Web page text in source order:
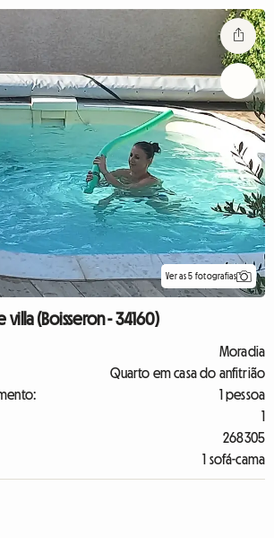
Ver as 5 fotografias
villa (Boisseron - 34160)
Moradia
Quarto em casa do anfitrião
1 pessoa
1
268305
1 sofá-cama